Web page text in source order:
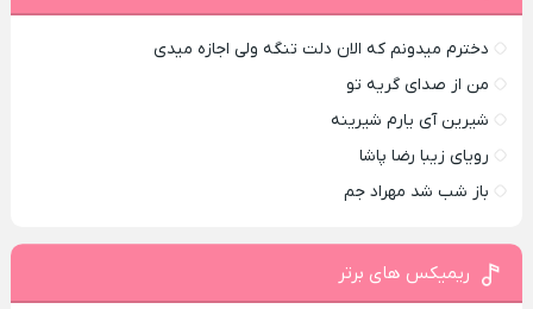
دخترم میدونم که الان دلت تنگه ولی اجازه میدی
من از صدای گريه تو
شیرین آی یارم شیرینه
رویای زیبا رضا پاشا
باز شب شد مهراد جم
ریمیکس های برتر